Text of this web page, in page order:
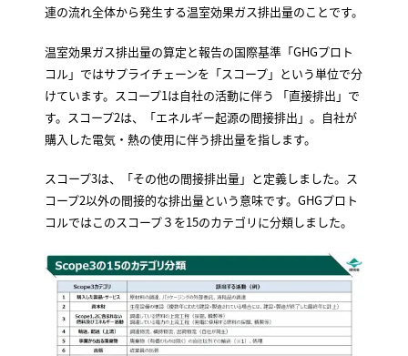
連の流れ全体から発生する温室効果ガス排出量のことです。
温室効果ガス排出量の算定と報告の国際基準「GHGプロト
コル」ではサプライチェーンを「スコープ」という単位で分
けています。スコープ1は自社の活動に伴う 「直接排出」で
す。スコープ2は、「エネルギー起源の間接排出」。自社が
購入した電気・熱の使用に伴う排出量を指します。
スコープ3は、「その他の間接排出量」と定義しました。ス
コープ2以外の間接的な排出量という意味です。GHGプロト
コルではこのスコープ３を15のカテゴリに分類しました。